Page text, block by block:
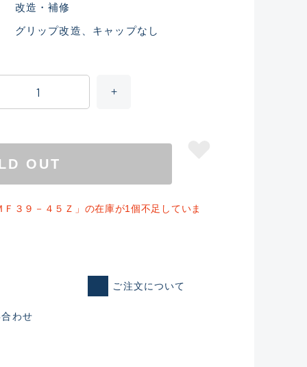
ものも含む
改造・補修
グリップ改造、キャップなし
OUT
Ｆ３９－４５Ｚ」の在庫が1個不足していま
ご注文について
わせ